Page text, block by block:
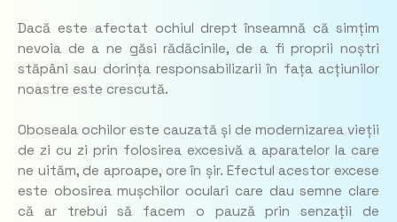
Dacă este afectat ochiul drept înseamnă că simțim
nevoia de a ne găsi rădăcinile, de a fi proprii noștri
stăpâni sau dorința responsabilizarii în fața acțiunilor
noastre este crescută.
Oboseala ochilor este cauzată și de modernizarea vieții
de zi cu zi prin folosirea excesivă a aparatelor la care
ne uităm, de aproape, ore în șir. Efectul acestor excese
este obosirea mușchilor oculari care dau semne clare
că ar trebui să facem o pauză prin senzații de